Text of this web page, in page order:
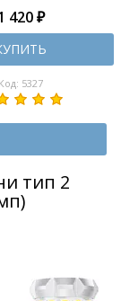
420 ₽
Код: 5327
тип 2